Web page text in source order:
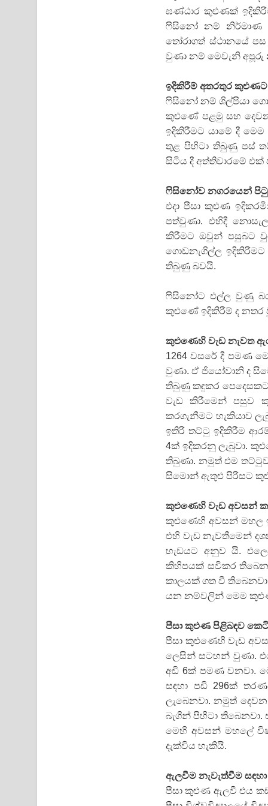
ඝණ්ඨාර කුළුණක්
ෆිසිනෝ නම් නිර්මාණ
තෝරාගත් ස්ථානයේ
වුණා නම් මෙවැනි
ඉදිකිරීම් අතරතුර කුළුණට
ෆිසිනෝ නම් ශිල්පියා
කුළුණේ පළමු සහ
ඉදිකිරීමට යාමේ දී
තුළ පිහිටා තිබුණු පස්
සිටිය දී අත්තිවාරමේ එක්
ෆිසිනෝව නගරයෙන්
එදා පීසා කුළුණ
පත්වුණා. එහිදී
කිරීමට ඔවුන් පසුබට
ගොඩනැගිල්ල
තිබුණු බවයි.
ෆිසිනෝට එල්ල වුණු
කුළුණේ ඉදිකිරීම් ද නතර
කුළුණෙහි වැඩ නැවත
1264 වසරේ දී පමණ
වුණා. ඒ ජියෝවානි ද
තිබුණු කඳුකර
වැඩ කිරීමෙන් පසුව
කරගැනීමට හැකියාව
ඉතිරි තට්ටු ඉදිකිරීම
4ක් ඉදිකරනු ලැබුවා.
තිබුණා. නමුත් එම
සිමොන් ඇතුළු පිරිසට
කුළුණෙහි වැඩ අවසන්
කුළුණෙහි අවසන් මහල
එහි වැඩ නැවතීමෙන්
හැඩයට අනුව යි.
කිහිපයක් සවිකර
කාලයක් ගත වී
යන නම්වලින් මෙම
පීසා කුළුණ පිළිබඳව
පීසා කුළුණෙහි වැඩ
ලෙසින් සටහන් වුණා.
අඩි 6ක් පමණ වනවා.
සඳහා පඩි 296ක්
ලැබෙනවා. නමුත්
බැගින් පිහිටා
මෙහි අවසන් මහලේ
දැක්විය හැකියි.
ඇලවීම නැවැත්වීම
පීසා කුළුණ ඇලවී එය